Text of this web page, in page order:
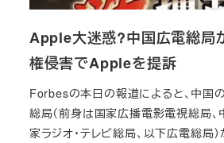
Apple大迷惑?中国広電総局
権侵害でAppleを提訴
Forbesの本日の報道によると、中国
総局（前身は国家広播電影電視総局
家ラジオ・テレビ総局、以下広電総局